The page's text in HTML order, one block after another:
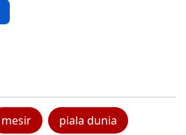
mesir piala dunia